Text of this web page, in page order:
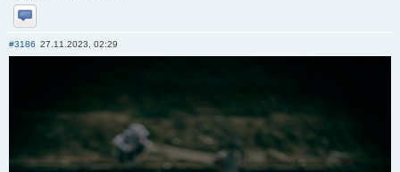
Отправить личное сообщение
#3186 27.11.2023, 02:29